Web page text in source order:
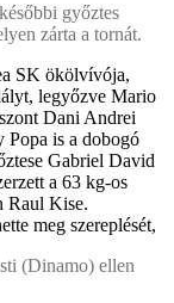
győztes
zárta a tornát.
SK ökölvívója,
legyőzve Mario
Dani Andrei
is a dobogó
Gabriel David
a 63 kg-os
Raul Kise.
meg szereplését,
(Dinamo) ellen